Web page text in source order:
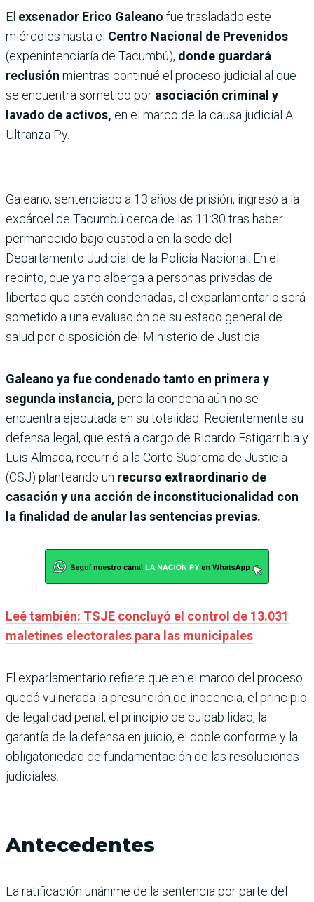
El exsenador Erico Galeano fue trasladado este
miércoles hasta el Centro Nacional de Prevenidos
(expenintenciaría de Tacumbú), donde guardará
reclusión mientras continué el proceso judicial al que
se encuentra sometido por asociación criminal y
lavado de activos, en el marco de la causa judicial A
Ultranza Py.
Galeano, sentenciado a 13 años de prisión, ingresó a la
excárcel de Tacumbú cerca de las 11:30 tras haber
permanecido bajo custodia en la sede del
Departamento Judicial de la Policía Nacional. En el
recinto, que ya no alberga a personas privadas de
libertad que estén condenadas, el exparlamentario será
sometido a una evaluación de su estado general de
salud por disposición del Ministerio de Justicia.
Galeano ya fue condenado tanto en primera y
segunda instancia, pero la condena aún no se
encuentra ejecutada en su totalidad. Recientemente su
defensa legal, que está a cargo de Ricardo Estigarribia y
Luis Almada, recurrió a la Corte Suprema de Justicia
(CSJ) planteando un recurso extraordinario de
casación y una acción de inconstitucionalidad con
la finalidad de anular las sentencias previas.
Leé también: TSJE concluyó el control de 13.031
maletines electorales para las municipales
El exparlamentario refiere que en el marco del proceso
quedó vulnerada la presunción de inocencia, el principio
de legalidad penal, el principio de culpabilidad, la
garantía de la defensa en juicio, el doble conforme y la
obligatoriedad de fundamentación de las resoluciones
judiciales.
Antecedentes
La ratificación unánime de la sentencia por parte del